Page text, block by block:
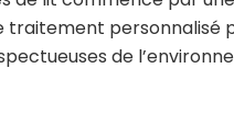
traitement personnalisé
de